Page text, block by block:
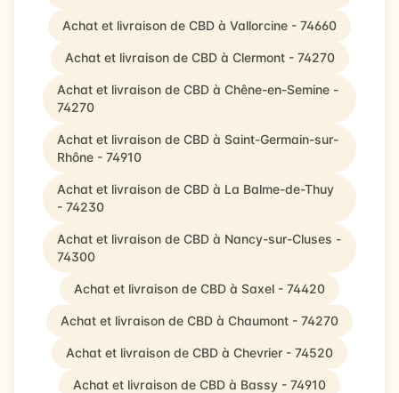
Achat et livraison de CBD à Vallorcine - 74660
Achat et livraison de CBD à Clermont - 74270
Achat et livraison de CBD à Chêne-en-Semine -
74270
Achat et livraison de CBD à Saint-Germain-sur-
Rhône - 74910
Achat et livraison de CBD à La Balme-de-Thuy
- 74230
Achat et livraison de CBD à Nancy-sur-Cluses -
74300
Achat et livraison de CBD à Saxel - 74420
Achat et livraison de CBD à Chaumont - 74270
Achat et livraison de CBD à Chevrier - 74520
Achat et livraison de CBD à Bassy - 74910